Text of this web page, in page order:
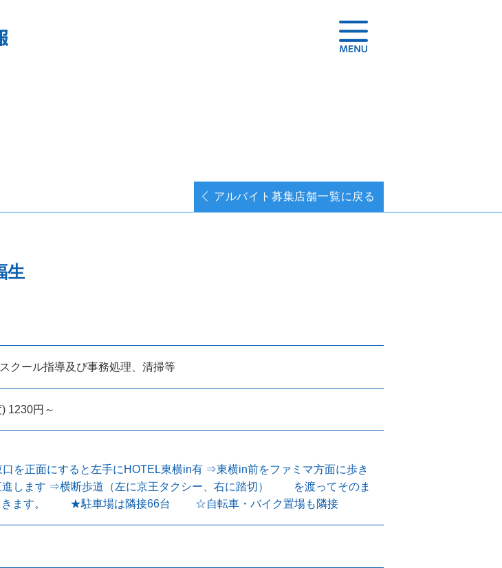
アルバイト募集店舗一覧に戻る
生
クール指導及び事務処理、清掃等
1230円～
を正面にすると左手にHOTEL東横in有 ⇒東横in前をファミマ方面に歩き
進します ⇒横断歩道（左に京王タクシー、右に踏切） を渡ってそのま
てきます。 ★駐車場は隣接66台 ☆自転車・バイク置場も隣接